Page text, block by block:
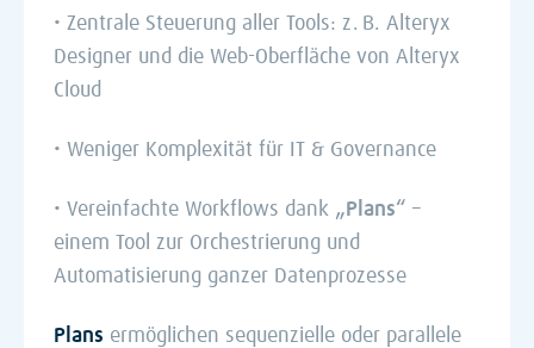
• Zentrale Steuerung aller Tools: z. B. Alteryx
Designer und die Web-Oberfläche von Alteryx
Cloud
• Weniger Komplexität für IT & Governance
• Vereinfachte Workflows dank „Plans“ –
einem Tool zur Orchestrierung und
Automatisierung ganzer Datenprozesse
Plans ermöglichen sequenzielle oder parallele